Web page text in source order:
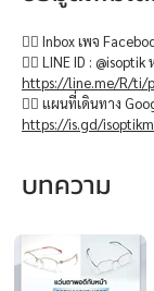
👉🏻 Inbox เพจ
👉🏻 LINE ID : @isoptik
https://line.me/R/ti/
👉🏻 แผนที่เดินทาง
https://is.gd/
บทความ